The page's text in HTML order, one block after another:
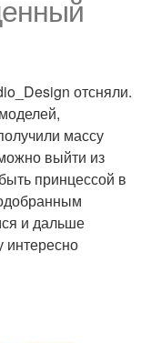
отсняли.
массу
выйти из
принцессой в
и дальше
интересно